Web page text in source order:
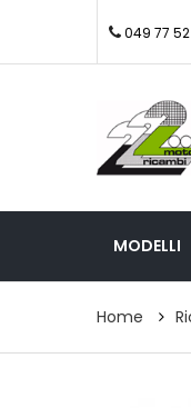
049 77 52
MODELLI
Home